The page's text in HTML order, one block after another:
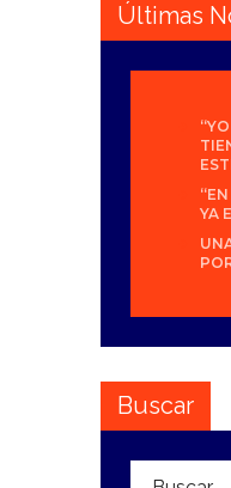
Últimas
YA
Buscar
Buscar: